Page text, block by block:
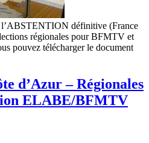
définitive (France
régionales pour BFMTV et
pouvez télécharger le document
d’Azur – Régionales
ELABE/BFMTV